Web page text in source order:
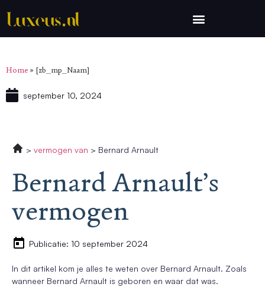
Home » [zb_mp_Naam]
september 10, 2024
vermogen van Bernard Arnault
Bernard Arnault’s
vermogen
Publicatie: 10 september 2024
In dit artikel kom je alles te weten over Bernard Arnault. Zoals
wanneer Bernard Arnault is geboren en waar dat was.